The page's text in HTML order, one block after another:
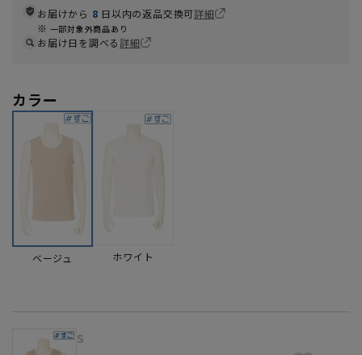
お届けから 8 日以内の返品交換可詳細
一部対象外商品あり
お届け日を調べる詳細
カラー
ベージュ ホワイト
S